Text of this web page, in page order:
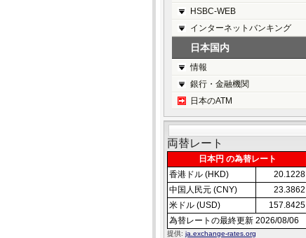
HSBC-WEB
インターネットバンキング
日本国内
情報
銀行・金融機関
日本のATM
両替レート
日本円 の為替レート
香港ドル (HKD)
20.1228
中国人民元 (CNY)
23.3862
米ドル (USD)
157.8425
為替レートの最終更新 2026/08/06
提供: ja.exchange-rates.org